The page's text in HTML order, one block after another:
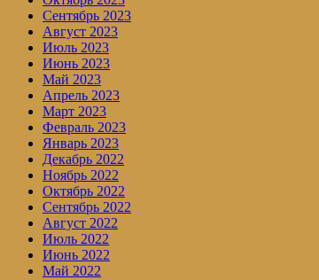
Сентябрь 2023
Август 2023
Июль 2023
Июнь 2023
Май 2023
Апрель 2023
Март 2023
Февраль 2023
Январь 2023
Декабрь 2022
Ноябрь 2022
Октябрь 2022
Сентябрь 2022
Август 2022
Июль 2022
Июнь 2022
Май 2022